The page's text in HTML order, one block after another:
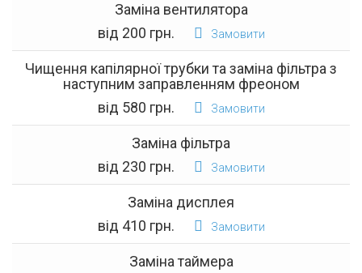
Заміна вентилятора
від 200 грн.
Замовити
Чищення капілярної трубки та заміна фільтра з
наступним заправленням фреоном
від 580 грн.
Замовити
Заміна фільтра
від 230 грн.
Замовити
Заміна дисплея
від 410 грн.
Замовити
Заміна таймера